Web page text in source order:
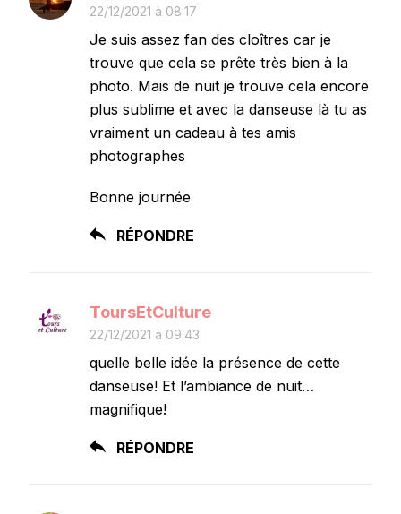
22/12/2021 à 08:17
Je suis assez fan des cloîtres car je
trouve que cela se prête très bien à la
photo. Mais de nuit je trouve cela encore
plus sublime et avec la danseuse là tu as
vraiment un cadeau à tes amis
photographes
Bonne journée
RÉPONDRE
ToursEtCulture
22/12/2021 à 09:43
quelle belle idée la présence de cette
danseuse! Et l’ambiance de nuit…
magnifique!
RÉPONDRE